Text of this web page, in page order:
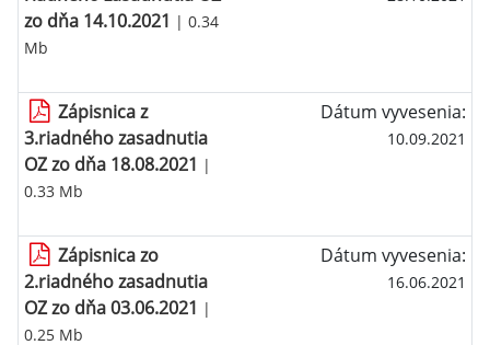
zo dňa 14.10.2021 | 0.34
Mb
Zápisnica z
3.riadného zasadnutia
OZ zo dňa 18.08.2021 |
0.33 Mb
Dátum vyvesenia:
10.09.2021
Zápisnica zo
2.riadného zasadnutia
OZ zo dňa 03.06.2021 |
0.25 Mb
Dátum vyvesenia:
16.06.2021